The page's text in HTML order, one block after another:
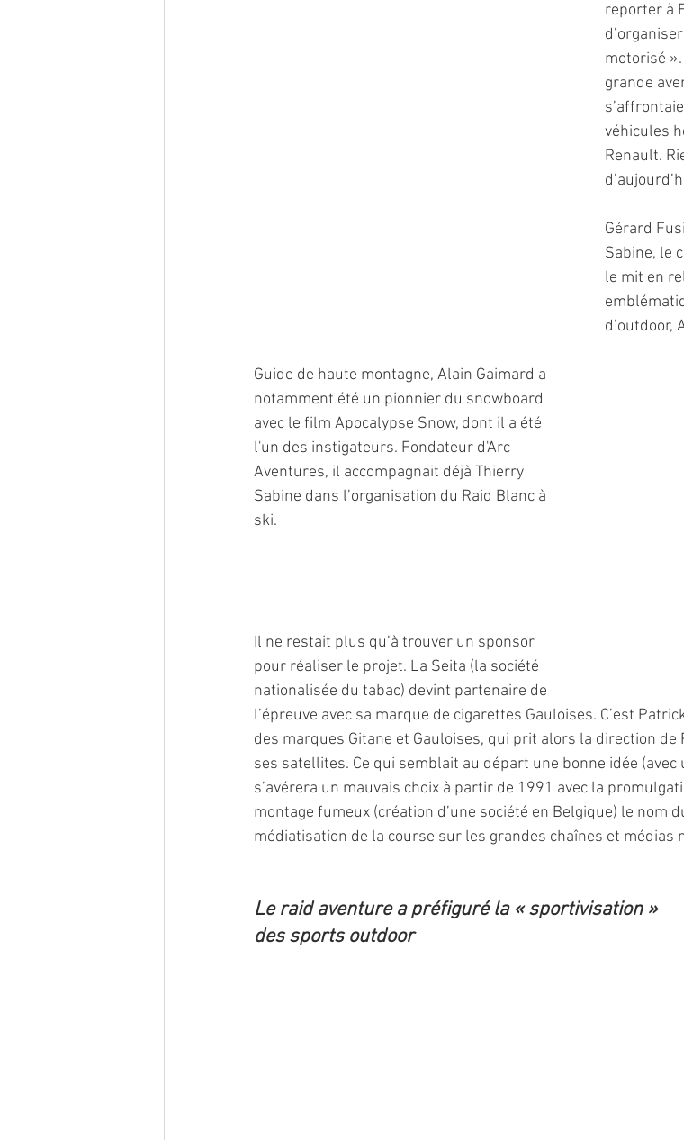
reporter à
motorisé
grande
véhicules
Renault.
Gérard
Sabine, le
le mit en
d’outdoor,
Guide de haute montagne, Alain Gaimard a
notamment été un pionnier du snowboard
avec le film Apocalypse Snow, dont il a été
l'un des instigateurs. Fondateur d'Arc
Aventures, il accompagnait déjà Thierry
Sabine dans l’organisation du Raid Blanc à
ski.
Il ne restait plus qu’à trouver un sponsor
pour réaliser le projet. La Seita (la société
nationalisée du tabac) devint partenaire de
l’épreuve avec sa marque de cigarettes Gauloises. C’est
des marques Gitane et Gauloises, qui prit alors la direction de
ses satellites. Ce qui semblait au départ une bonne idée
s’avérera un mauvais choix à partir de 1991 avec la
montage fumeux (création d’une société en Belgique) le nom
médiatisation de la course sur les grandes chaînes et médias
Le raid aventure a préfiguré la « sportivisation »
des sports outdoor